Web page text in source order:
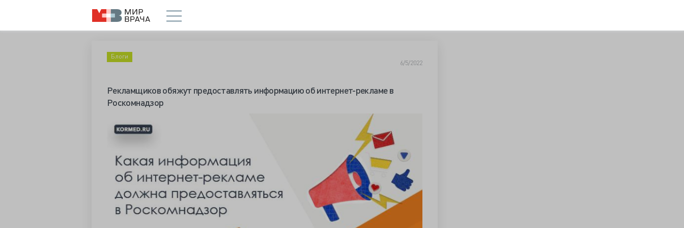
Блоги
6/5/2022
Рекламщиков обяжут предоставлять информацию об интернет-рекламе в
Роскомнадзор